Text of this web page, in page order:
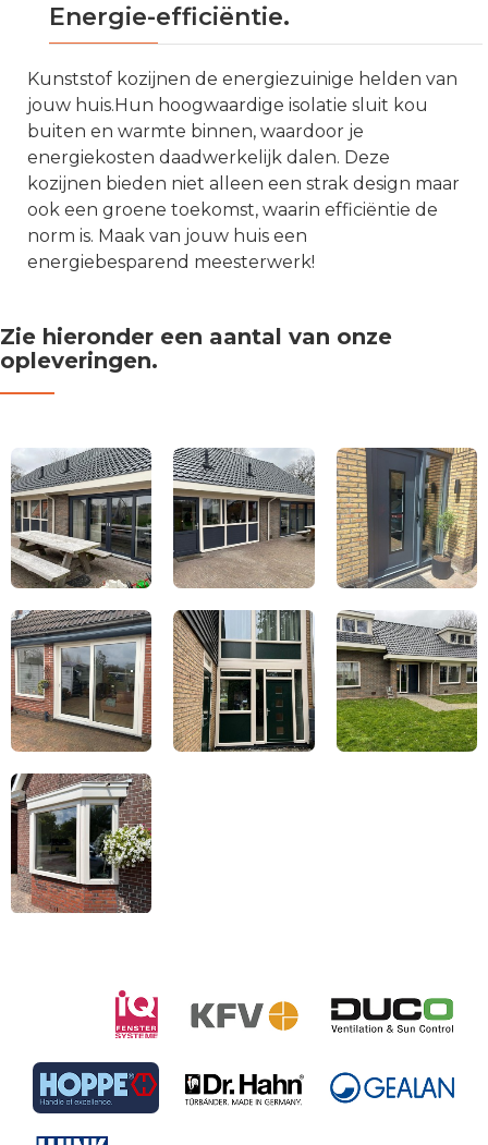
Energie-efficiëntie.
Kunststof kozijnen de energiezuinige helden van
jouw huis.Hun hoogwaardige isolatie sluit kou
buiten en warmte binnen, waardoor je
energiekosten daadwerkelijk dalen. Deze
kozijnen bieden niet alleen een strak design maar
ook een groene toekomst, waarin efficiëntie de
norm is. Maak van jouw huis een
energiebesparend meesterwerk!
Zie hieronder een aantal van onze
opleveringen.